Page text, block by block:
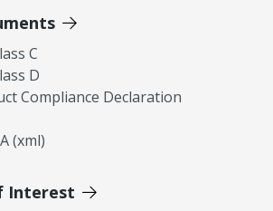
C
D
Compliance Declaration
(xml)
Interest